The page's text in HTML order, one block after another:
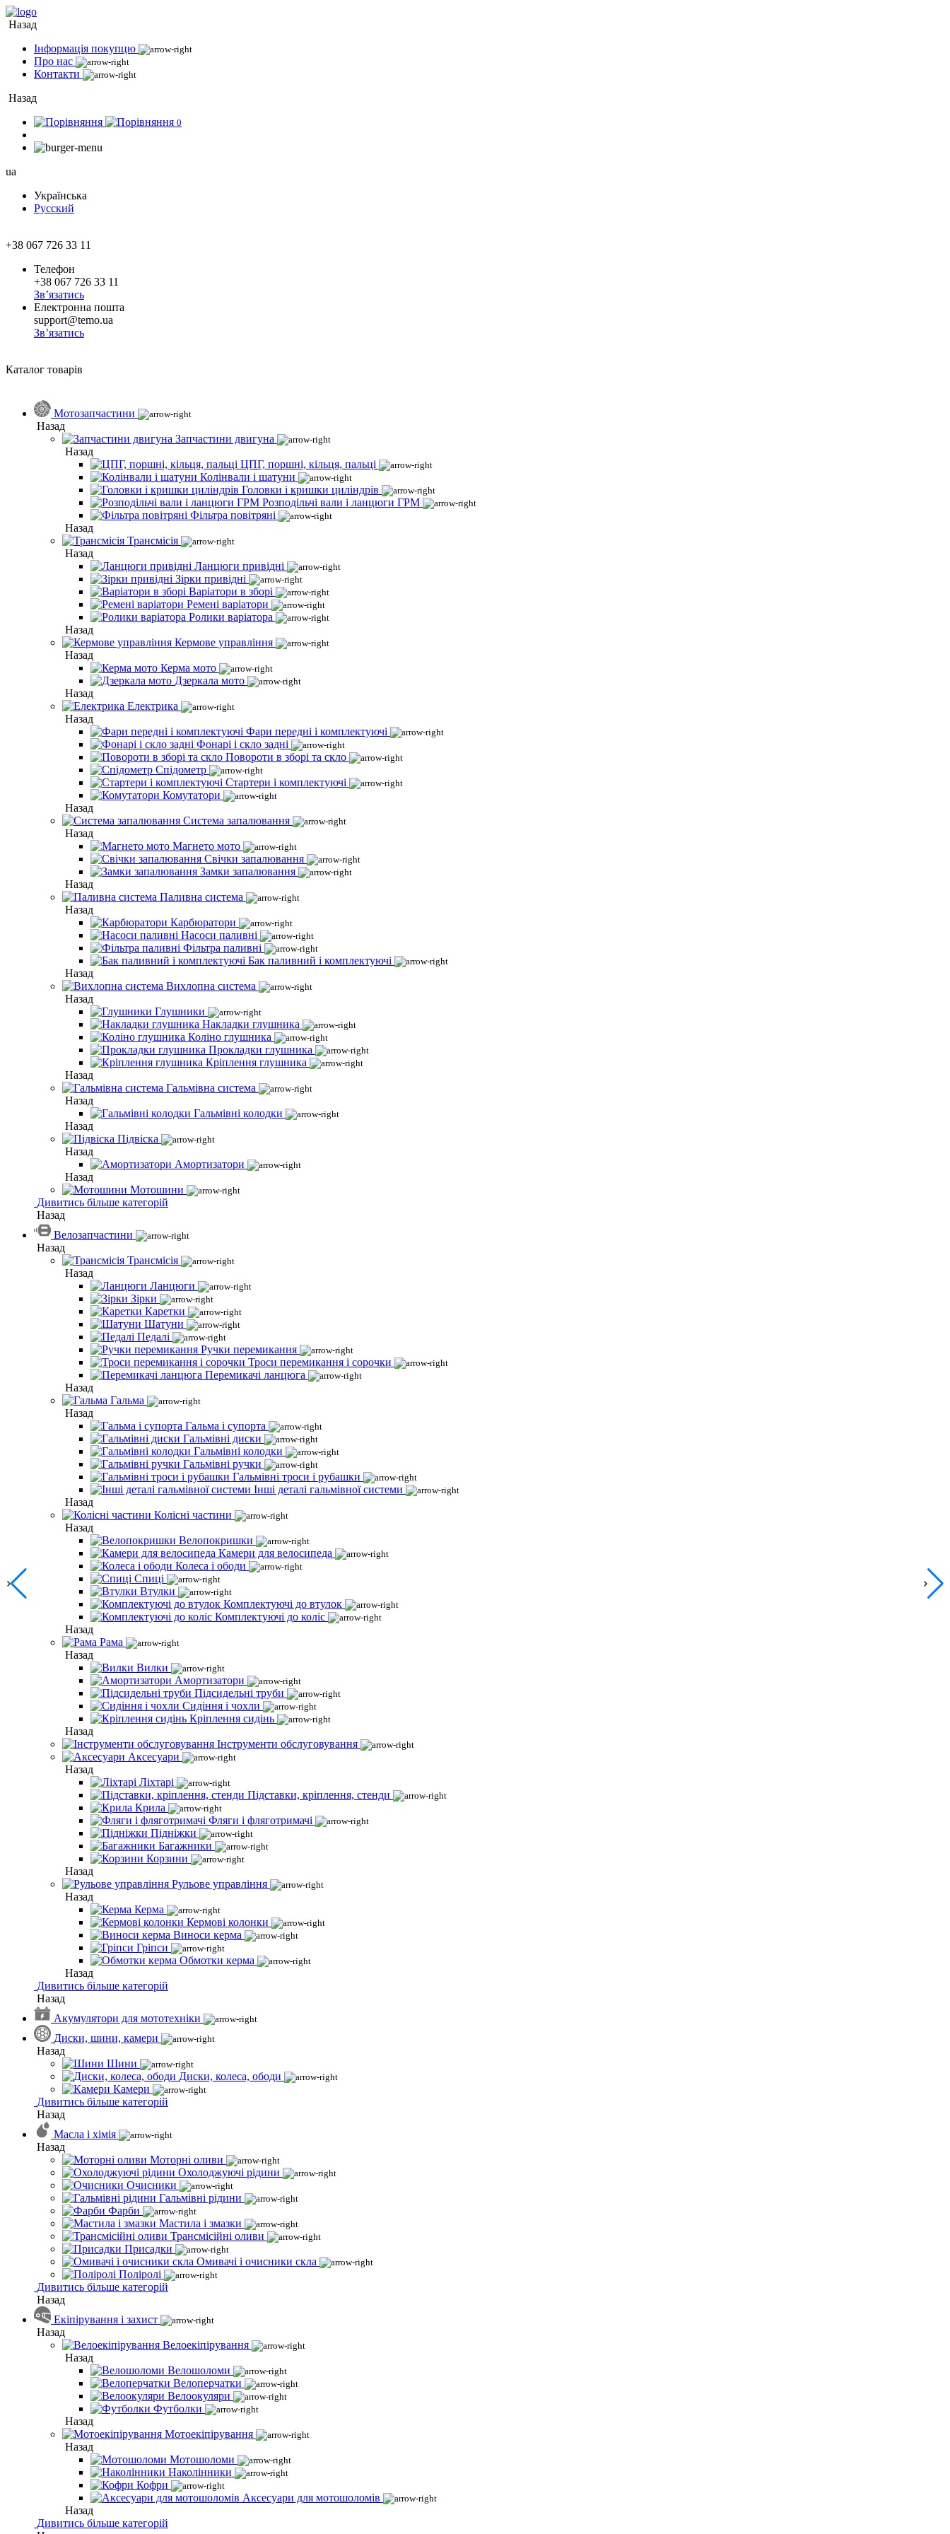
Назад
Інформація покупцю
Про нас
Контакти
Назад
0
ua
Українська
Русский
+38 067 726 33 11
Телефон
+38 067 726 33 11
Зв’язатись
Електронна пошта
support@temo.ua
Зв’язатись
Каталог товарів
Мотозапчастини
Назад
Запчастини двигуна
Назад
ЦПГ, поршні, кільця, пальці
Колінвали і шатуни
Головки і кришки циліндрів
Розподільчі вали і ланцюги ГРМ
Фільтра повітряні
Назад
Трансмісія
Назад
Ланцюги привідні
Зірки привідні
Варіатори в зборі
Ремені варіатори
Ролики варіатора
Назад
Кермове управління
Назад
Керма мото
Дзеркала мото
Назад
Електрика
Назад
Фари передні і комплектуючі
Фонарі і скло задні
Повороти в зборі та скло
Спідометр
Стартери і комплектуючі
Комутатори
Назад
Система запалювання
Назад
Магнето мото
Свічки запалювання
Замки запалювання
Назад
Паливна система
Назад
Карбюратори
Насоси паливні
Фільтра паливні
Бак паливний і комплектуючі
Назад
Вихлопна система
Назад
Глушники
Накладки глушника
Коліно глушника
Прокладки глушника
Кріплення глушника
Назад
Гальмівна система
Назад
Гальмівні колодки
Назад
Підвіска
Назад
Амортизатори
Назад
Мотошини
Дивитись більше категорій
Назад
Велозапчастини
Назад
Трансмісія
Назад
Ланцюги
Зірки
Каретки
Шатуни
Педалі
Ручки перемикання
Троси перемикання і сорочки
Перемикачі ланцюга
Назад
Гальма
Назад
Гальма і супорта
Гальмівні диски
Гальмівні колодки
Гальмівні ручки
Гальмівні троси і рубашки
Інші деталі гальмівної системи
Назад
Колісні частини
Назад
Велопокришки
Камери для велосипеда
Колеса і ободи
Спиці
Втулки
Комплектуючі до втулок
Комплектуючі до коліс
Назад
Рама
Назад
Вилки
Амортизатори
Підсидельні труби
Сидіння і чохли
Кріплення сидінь
Назад
Інструменти обслуговування
Аксесуари
Назад
Ліхтарі
Підставки, кріплення, стенди
Крила
Фляги і фляготримачі
Підніжки
Багажники
Корзини
Назад
Рульове управління
Назад
Керма
Кермові колонки
Виноси керма
Гріпси
Обмотки керма
Назад
Дивитись більше категорій
Назад
Акумулятори для мототехніки
Диски, шини, камери
Назад
Шини
Диски, колеса, ободи
Камери
Дивитись більше категорій
Назад
Масла і хімія
Назад
Моторні оливи
Охолоджуючі рідини
Очисники
Гальмівні рідини
Фарби
Мастила і змазки
Трансмісійні оливи
Присадки
Омивачі і очисники скла
Поліролі
Дивитись більше категорій
Назад
Екіпірування і захист
Назад
Велоекіпірування
Назад
Велошоломи
Велоперчатки
Велоокуляри
Футболки
Назад
Мотоекіпірування
Назад
Мотошоломи
Наколінники
Кофри
Аксесуари для мотошоломів
Назад
Дивитись більше категорій